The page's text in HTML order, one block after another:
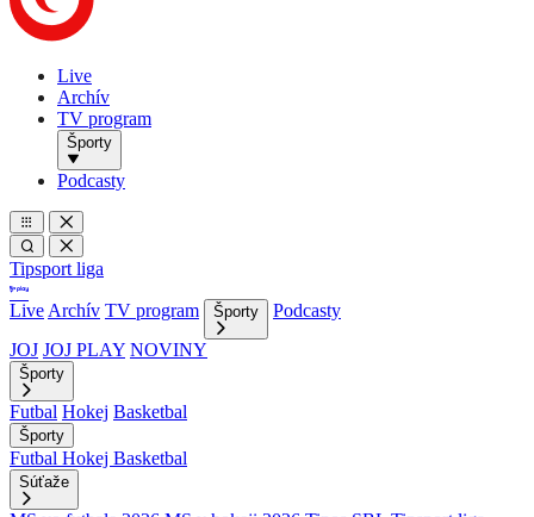
Live
Archív
TV program
Športy
Podcasty
Tipsport liga
Live Archív TV program Športy
Podcasty
JOJ JOJ PLAY NOVINY
Športy
Futbal Hokej Basketbal
Športy
Futbal Hokej Basketbal
Súťaže